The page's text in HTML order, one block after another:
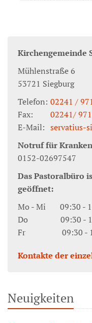
Kirchengemeinde
Mühlenstraße 6
53721 Siegburg
Telefon: 02241 /
Fax:
02241/
E-Mail: servatius-
Notruf für
0152-02697547
Das Pastoralbüro
geöffnet:
Mo - Mi 09:30 -
Do 09:30 -
Fr 09:30 -
Kontakte der
Neuigkeiten